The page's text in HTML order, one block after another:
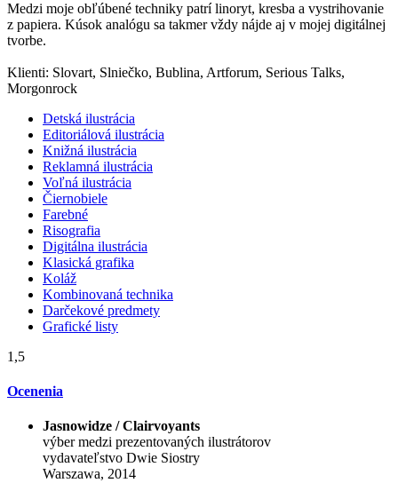
Medzi moje obľúbené techniky patrí linoryt, kresba a vystrihovanie
z papiera. Kúsok analógu sa takmer vždy nájde aj v mojej digitálnej
tvorbe.
Klienti: Slovart, Slniečko, Bublina, Artforum, Serious Talks,
Morgonrock
Detská ilustrácia
Editoriálová ilustrácia
Knižná ilustrácia
Reklamná ilustrácia
Voľná ilustrácia
Čiernobiele
Farebné
Risografia
Digitálna ilustrácia
Klasická grafika
Koláž
Kombinovaná technika
Darčekové predmety
Grafické listy
1,5
Ocenenia
Jasnowidze / Clairvoyants
výber medzi prezentovaných ilustrátorov
vydavateľstvo Dwie Siostry
Warszawa, 2014